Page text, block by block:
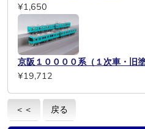
¥1,650
京阪１００００系（１次車・旧
¥19,712
＜＜ 戻る